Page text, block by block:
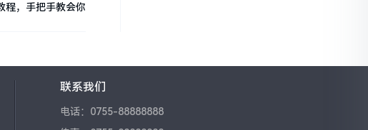
程，手把手教会你
联系我们
电话：0755-88888888